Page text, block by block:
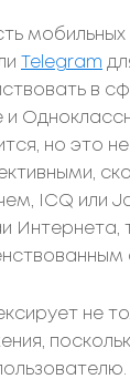
Telegram
в
и
но это не
ICQ или
Интернета,
не